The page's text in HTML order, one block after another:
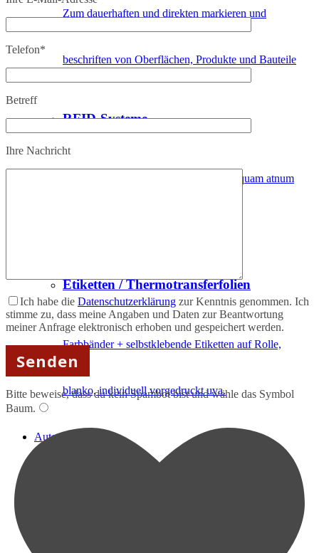
Zum dauerhaften und direkten markieren und
beschriften von Oberflächen, Produkte und Bauteile
RFID-Systeme
Etiam rhoncus, maecenas rhoncus sem quam atnum
Etiketten / Thermotransferfolien
Farbbänder + selbstklebende Etiketten auf Rolle,
blanko, individuell vorgedruckt uva.
Automation
Telefon*
Betreff
Ihre Nachricht
Ich habe die Datenschutzerklärung zur Kenntnis genommen. Ich
stimme zu, dass meine Angaben und Daten zur Beantwortung
meiner Anfrage elektronisch erhoben und gespeichert werden.
Bitte beweise, dass du kein Spambot bist und wähle das Symbol
Baum.